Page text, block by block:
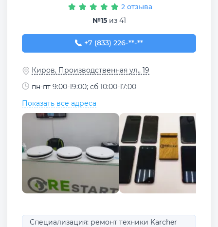
2 отзыва
№15из 41
+7 (833) 226-62-20
+7 (833) 226-**-**
Киров, Производственная ул., 19
пн-пт 9:00-19:00; сб 10:00-17:00
Показать все адреса
Специализация: ремонт техники Karcher